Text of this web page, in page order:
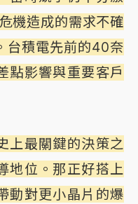
機造成的需求不確
台積電先前的40奈
點影響與重要客戶
上最關鍵的決策之
地位。那正好搭上
動對更小晶片的爆